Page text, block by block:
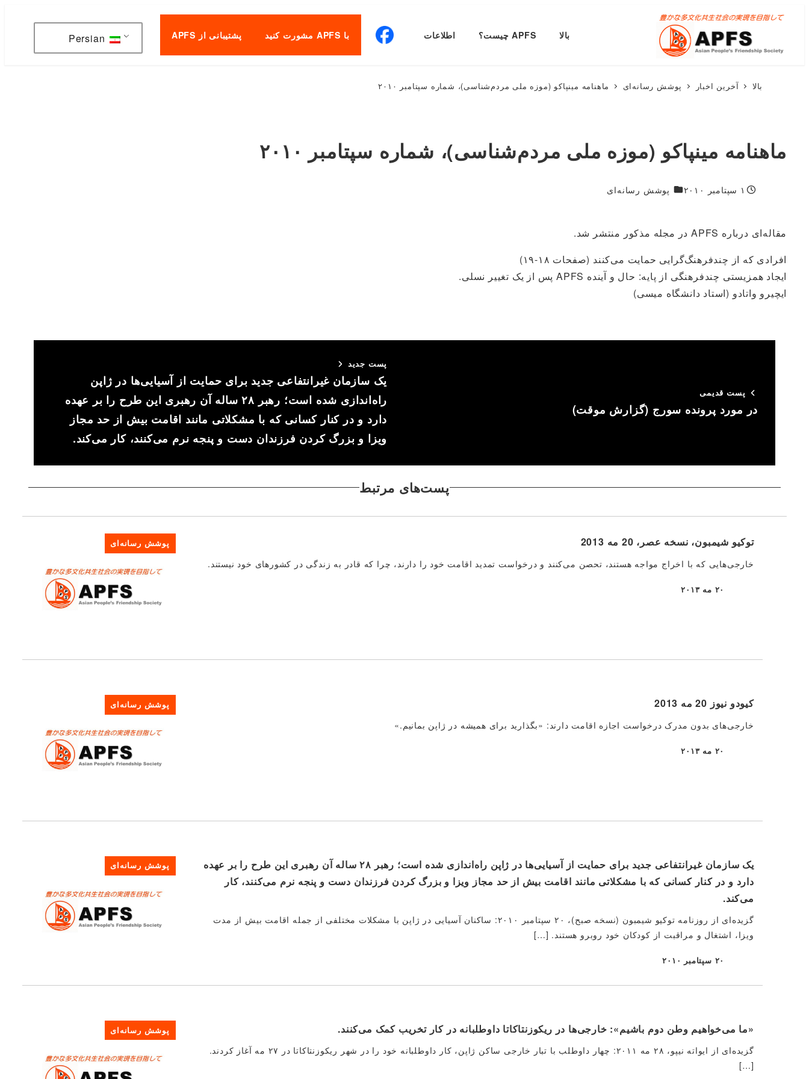
پرش
محتوای
بالا APFS چیست؟ اطلاعات با APFS مشورت کنید پشتیبانی از APFS
بالا آخرین اخبار پوشش رسانه‌ای ماهنامه مینپاکو (موزه ملی مردم‌شناسی)، شماره سپتامبر ۲۰۱۰
ماهنامه مینپاکو (موزه ملی مردم‌شناسی)، شماره سپتامبر ۲۰۱۰
منتشر شده
۱ سپتامبر ۲۰۱۰ ۱۸۷۴پوشش رسانه‌ای
مقاله‌ای درباره APFS در مجله مذکور منتشر شد.
افرادی که از چندفرهنگ‌گرایی حمایت می‌کنند (صفحات ۱۸-۱۹)
ایجاد همزیستی چندفرهنگی از پایه: حال و آینده APFS پس از یک تغییر نسلی.
ایچیرو واتادو (استاد دانشگاه میسی)
پست قدیمی
در مورد پرونده سورج (گزارش موقت)
پست جدید
یک سازمان غیرانتفاعی جدید برای حمایت از آسیایی‌ها در ژاپن
راه‌اندازی شده است؛ رهبر ۲۸ ساله آن رهبری این طرح را بر عهده
دارد و در کنار کسانی که با مشکلاتی مانند اقامت بیش از حد مجاز
ویزا و بزرگ کردن فرزندان دست و پنجه نرم می‌کنند، کار می‌کند.
پست‌های مرتبط
پوشش رسانه‌ای توکیو شیمبون، نسخه عصر، 20 مه 2013
خارجی‌هایی که با اخراج مواجه هستند، تحصن می‌کنند و درخواست تمدید اقامت خود را دارند، چرا که قادر به زندگی در کشورهای خود نیستند.
منتشر شده
۲۰ مه ۲۰۱۳
پوشش رسانه‌ای کیودو نیوز 20 مه 2013
خارجی‌های بدون مدرک درخواست اجازه اقامت دارند: «بگذارید برای همیشه در ژاپن بمانیم.»
منتشر شده
۲۰ مه ۲۰۱۳
پوشش رسانه‌ای
یک سازمان غیرانتفاعی جدید برای حمایت از آسیایی‌ها در ژاپن راه‌اندازی شده است؛ رهبر ۲۸ ساله آن رهبری این طرح را بر عهده
دارد و در کنار کسانی که با مشکلاتی مانند اقامت بیش از حد مجاز ویزا و بزرگ کردن فرزندان دست و پنجه نرم می‌کنند، کار
می‌کند.
گزیده‌ای از روزنامه توکیو شیمبون (نسخه صبح)، ۲۰ سپتامبر ۲۰۱۰: ساکنان آسیایی در ژاپن با مشکلات مختلفی از جمله اقامت بیش از مدت
ویزا، اشتغال و مراقبت از کودکان خود روبرو هستند. […]
منتشر شده
۲۰ سپتامبر ۲۰۱۰
پوشش رسانه‌ای «ما می‌خواهیم وطن دوم باشیم»: خارجی‌ها در ریکوزنتاکاتا داوطلبانه در کار تخریب کمک می‌کنند.
گزیده‌ای از ایواته نیپو، ۲۸ مه ۲۰۱۱: چهار داوطلب با تبار خارجی ساکن ژاپن، کار داوطلبانه خود را در شهر ریکوزنتاکاتا در ۲۷ مه آغاز کردند.
[…]